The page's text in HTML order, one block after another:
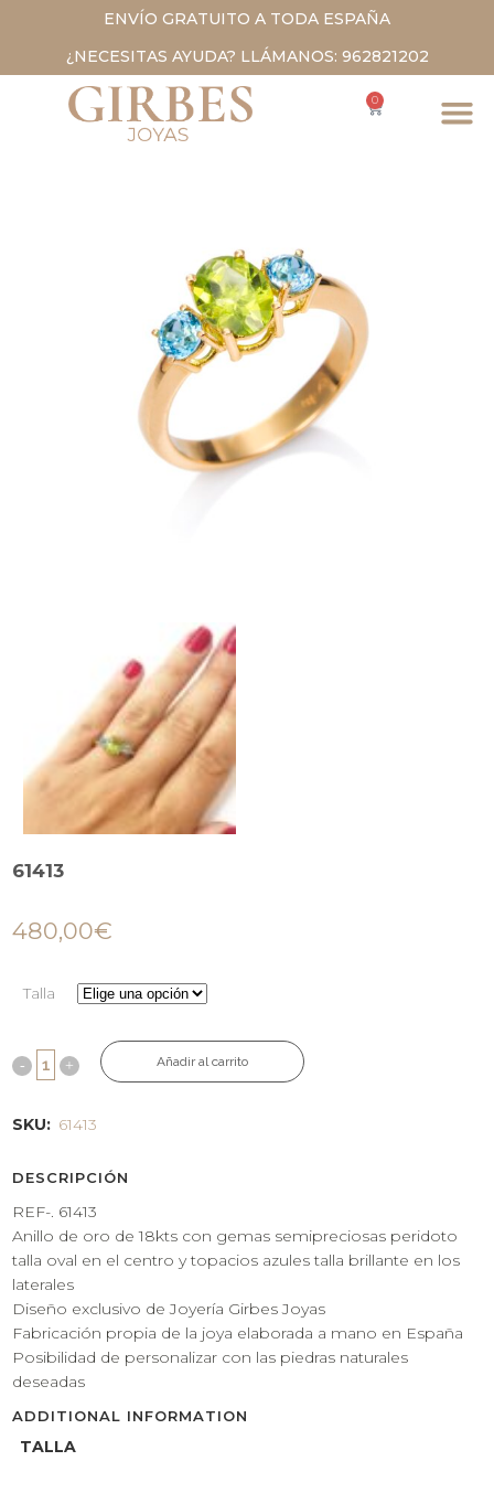
ENVÍO GRATUITO A TODA ESPAÑA
¿NECESITAS AYUDA? LLÁMANOS: 962821202
0
61413
480,00€
Talla
Añadir al carrito
SKU: 61413
DESCRIPCIÓN
REF-. 61413
Anillo de oro de 18kts con gemas semipreciosas peridoto
talla oval en el centro y topacios azules talla brillante en los
laterales
Diseño exclusivo de Joyería Girbes Joyas
Fabricación propia de la joya elaborada a mano en España
Posibilidad de personalizar con las piedras naturales
deseadas
ADDITIONAL INFORMATION
TALLA